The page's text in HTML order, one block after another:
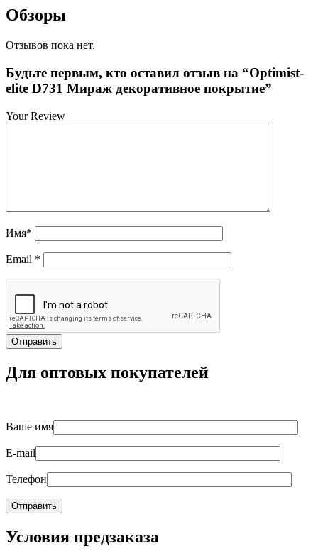
Обзоры
Отзывов пока нет.
Будьте первым, кто оставил отзыв на “Optimist-
elite D731 Мираж декоративное покрытие”
Your Review
Имя*
Email *
Для оптовых покупателей
Ваше имя
E-mail
Телефон
Условия предзаказа